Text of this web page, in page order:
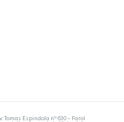
Tomas Espindola nº 630 - Farol